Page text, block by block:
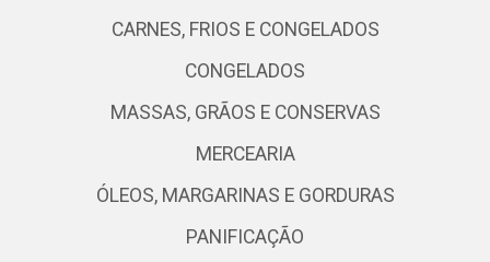
CARNES, FRIOS E CONGELADOS
CONGELADOS
MASSAS, GRÃOS E CONSERVAS
MERCEARIA
ÓLEOS, MARGARINAS E GORDURAS
PANIFICAÇÃO